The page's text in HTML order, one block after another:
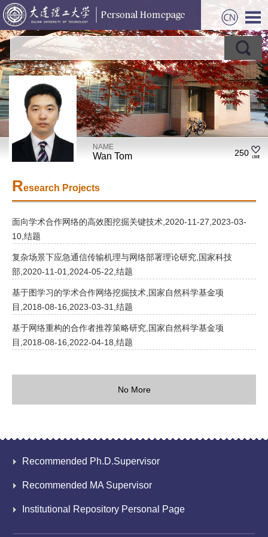
NAME
Wan Tom 250
Research Projects
面向学术合作网络的高效图挖掘关键技术,2020-11-27,2023-03-
10,结题
复杂场景下应急通信传输机理与网络部署理论研究,国家科技
部,2020-11-01,2024-05-22,结题
基于图学习的学术合作网络挖掘技术,国家自然科学基金项
目,2018-08-16,2023-03-31,结题
基于网络重构的合作者推荐策略研究,国家自然科学基金项
目,2018-08-16,2022-04-18,结题
No More
Recommended Ph.D.Supervisor
Recommended MA Supervisor
Institutional Repository Personal Page